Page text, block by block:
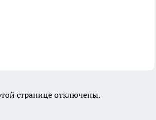
странице отключены.